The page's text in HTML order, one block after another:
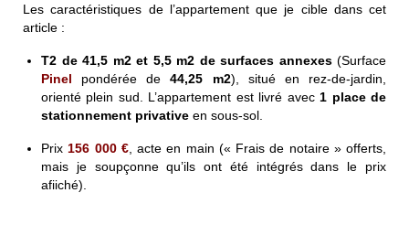
Les caractéristiques de l’appartement que je cible dans cet
article :
T2 de 41,5 m2et 5,5 m2 de surfaces annexes(Surface
Pinel pondérée de44,25 m2), situé en rez-de-jardin,
orienté plein sud. L’appartement est livré avec1 place de
stationnement privative en sous-sol.
Prix 156 000 €, acte en main (« Frais de notaire » offerts,
mais je soupçonne qu’ils ont été intégrés dans le prix
afiiché)